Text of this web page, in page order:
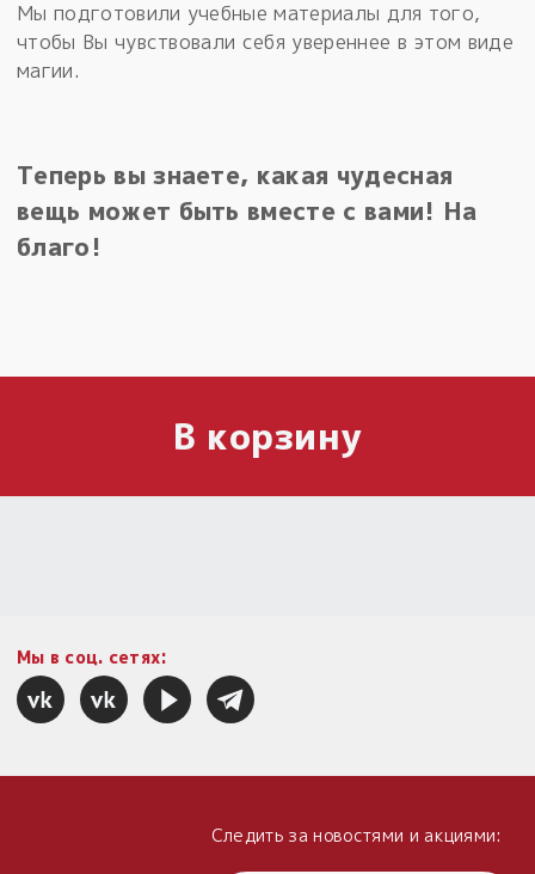
Мы подготовили учебные материалы для того,
чтобы Вы чувствовали себя увереннее в этом виде
магии.
Теперь вы знаете, какая чудесная
вещь может быть вместе с вами! На
благо!
В корзину
Мы в соц. сетях:
Следить за новостями и акциями: